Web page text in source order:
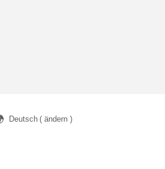
Deutsch ( ändern )